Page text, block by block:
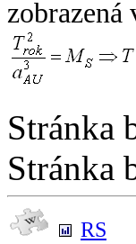
Stránka
Stránka
RS